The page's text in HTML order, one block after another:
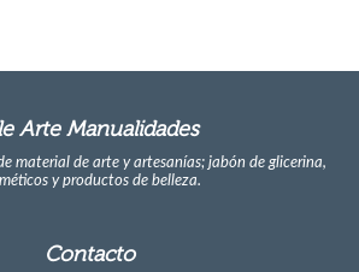
Arte Manualidades
material de arte y artesanías; jabón de glicerina,
y productos de belleza.
Contacto